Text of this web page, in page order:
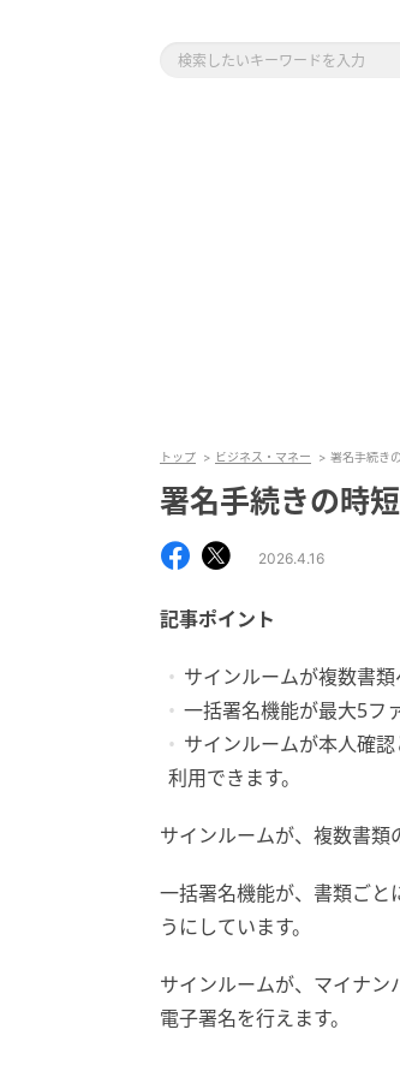
トップ ビジネス・マネー 署名手続き
署名手続きの時
2026.4.16
記事ポイント
サインルームが複数書
一括署名機能が最大5フ
サインルームが本人確
利用できます。
サインルームが、複数書類
一括署名機能が、書類ごと
うにしています。
サインルームが、マイナ
電子署名を行えます。